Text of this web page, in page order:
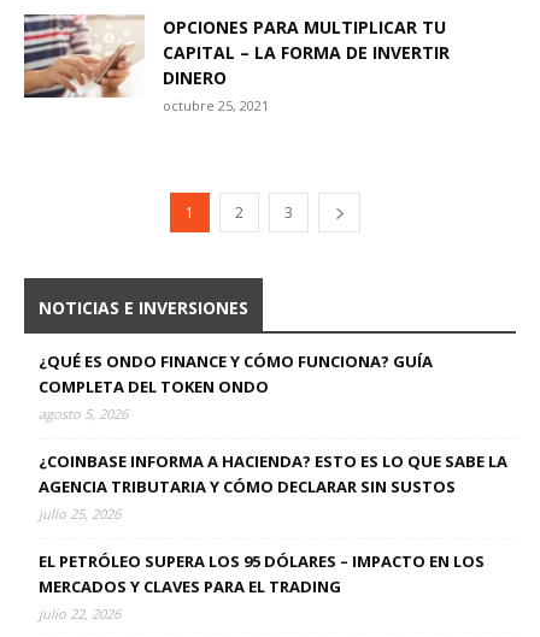
OPCIONES PARA MULTIPLICAR TU
CAPITAL – LA FORMA DE INVERTIR
DINERO
octubre 25, 2021
1 2 3
NOTICIAS E INVERSIONES
¿QUÉ ES ONDO FINANCE Y CÓMO FUNCIONA? GUÍA
COMPLETA DEL TOKEN ONDO
agosto 5, 2026
¿COINBASE INFORMA A HACIENDA? ESTO ES LO QUE SABE LA
AGENCIA TRIBUTARIA Y CÓMO DECLARAR SIN SUSTOS
julio 25, 2026
EL PETRÓLEO SUPERA LOS 95 DÓLARES – IMPACTO EN LOS
MERCADOS Y CLAVES PARA EL TRADING
julio 22, 2026